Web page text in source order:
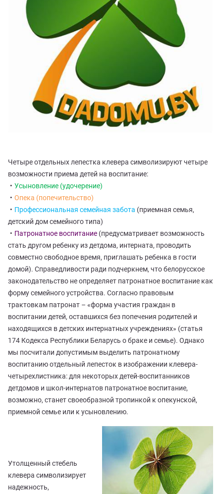
Четыре отдельных лепестка клевера символизируют четыре
возможности приема детей на воспитание:
Усыновление (удочерение)
Опека (попечительство)
Профессиональная семейная забота (приемная семья,
детский дом семейного типа)
Патронатное воспитание (предусматривает возможность
стать другом ребенку из детдома, интерната, проводить
совместно свободное время, приглашать ребенка в гости
домой). Справедливости ради подчеркнем, что белорусское
законодательство не определяет патронатное воспитание как
форму семейного устройства. Согласно правовым
трактовкам патронат – «форма участия граждан в
воспитании детей, оставшихся без попечения родителей и
находящихся в детских интернатных учреждениях» (статья
174 Кодекса Республики Беларусь о браке и семье). Однако
мы посчитали допустимым выделить патронатному
воспитанию отдельный лепесток в изображении клевера-
четырехлистника: для некоторых детей-воспитанников
детдомов и школ-интернатов патронатное воспитание,
возможно, станет своеобразной тропинкой к опекунской,
приемной семье или к усыновлению.
Утолщенный стебель
клевера символизирует
надежность,